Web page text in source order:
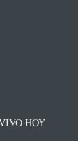
HOY